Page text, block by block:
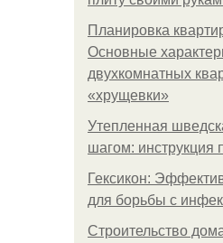
Планировка
Основные
двухкомнатных
«хрущевки»
Утепленная
шагом: инструкция
Гексикон:
для борьбы с
Строительство